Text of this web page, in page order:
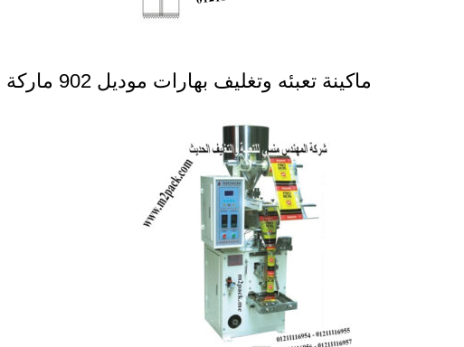
ماكينة تعبئه وتغليف بهارات موديل 902 ماركة المهندس منسى